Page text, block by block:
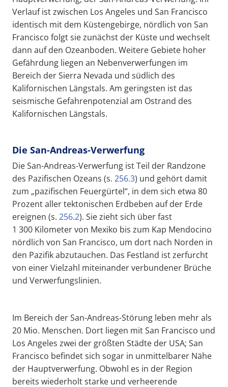
Verlauf ist zwischen Los Angeles und San Francisco
identisch mit dem Küstengebirge, nördlich von San
Francisco folgt sie zunächst der Küste und wechselt
dann auf den Ozeanboden. Weitere Gebiete hoher
Gefährdung liegen an Nebenverwerfungen im
Bereich der Sierra Nevada und südlich des
Kalifornischen Längstals. Am geringsten ist das
seismische Gefahrenpotenzial am Ostrand des
Kalifornischen Längstals.
Die San-Andreas-Verwerfung
Die San-Andreas-Verwerfung ist Teil der Randzone
des Pazifischen Ozeans (s. 256.3) und gehört damit
zum „pazifischen Feuergürtel“, in dem sich etwa 80
Prozent aller tektonischen Erdbeben auf der Erde
ereignen (s. 256.2). Sie zieht sich über fast
1 300 Kilometer von Mexiko bis zum Kap Mendocino
nördlich von San Francisco, um dort nach Norden in
den Pazifik abzutauchen. Das Festland ist zerfurcht
von einer Vielzahl miteinander verbundener Brüche
und Verwerfungslinien.
Im Bereich der San-Andreas-Störung leben mehr als
20 Mio. Menschen. Dort liegen mit San Francisco und
Los Angeles zwei der größten Städte der USA; San
Francisco befindet sich sogar in unmittelbarer Nähe
der Hauptverwerfung. Obwohl es in der Region
bereits wiederholt starke und verheerende